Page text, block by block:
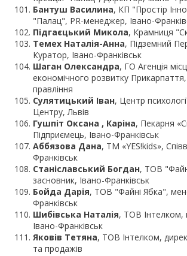
Бантуш Василина, КП "Простір
"Палац", PR-менеджер, Івано-
Підгаєцький Микола, Крамниця
Темех Наталія-Анна, Підземний
Куратор, Івано-Франківськ
Шаган Олександра, ГО Агенція
економічного розвитку
правління
Сулятицький Іван, Центр
Центру, Львів
Гушпіт Оксана , Каріна, Пекарня
Підприємець, Івано-Франківськ
Аббязова Дана, ТМ «YES!kids»,
Франківськ
Станіславський Богдан, ТОВ
засновник, Івано-Франківськ
Бойда Дарія, ТОВ "Файні Ябка",
Франківськ
Шибівська Наталія, ТОВ Інтелком,
Івано-Франківськ
Яковів Тетяна, ТОВ Інтелком,
та продажів